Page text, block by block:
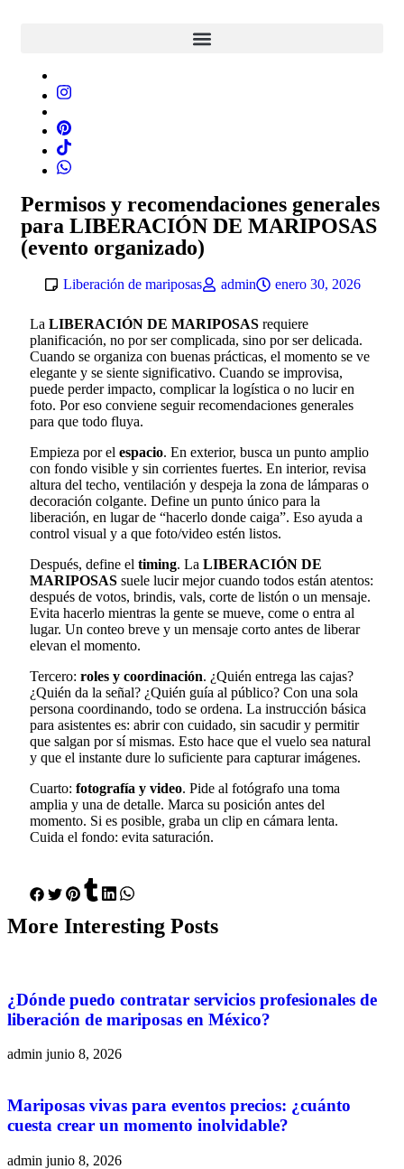
Permisos y recomendaciones generales
para LIBERACIÓN DE MARIPOSAS
(evento organizado)
Liberación de mariposas admin enero 30, 2026
La LIBERACIÓN DE MARIPOSAS requiere
planificación, no por ser complicada, sino por ser delicada.
Cuando se organiza con buenas prácticas, el momento se ve
elegante y se siente significativo. Cuando se improvisa,
puede perder impacto, complicar la logística o no lucir en
foto. Por eso conviene seguir recomendaciones generales
para que todo fluya.
Empieza por el espacio. En exterior, busca un punto amplio
con fondo visible y sin corrientes fuertes. En interior, revisa
altura del techo, ventilación y despeja la zona de lámparas o
decoración colgante. Define un punto único para la
liberación, en lugar de “hacerlo donde caiga”. Eso ayuda a
control visual y a que foto/video estén listos.
Después, define el timing. La LIBERACIÓN DE
MARIPOSAS suele lucir mejor cuando todos están atentos:
después de votos, brindis, vals, corte de listón o un mensaje.
Evita hacerlo mientras la gente se mueve, come o entra al
lugar. Un conteo breve y un mensaje corto antes de liberar
elevan el momento.
Tercero: roles y coordinación. ¿Quién entrega las cajas?
¿Quién da la señal? ¿Quién guía al público? Con una sola
persona coordinando, todo se ordena. La instrucción básica
para asistentes es: abrir con cuidado, sin sacudir y permitir
que salgan por sí mismas. Esto hace que el vuelo sea natural
y que el instante dure lo suficiente para capturar imágenes.
Cuarto: fotografía y video. Pide al fotógrafo una toma
amplia y una de detalle. Marca su posición antes del
momento. Si es posible, graba un clip en cámara lenta.
Cuida el fondo: evita saturación.
More Interesting Posts
¿Dónde puedo contratar servicios profesionales de
liberación de mariposas en México?
admin junio 8, 2026
Mariposas vivas para eventos precios: ¿cuánto
cuesta crear un momento inolvidable?
admin junio 8, 2026